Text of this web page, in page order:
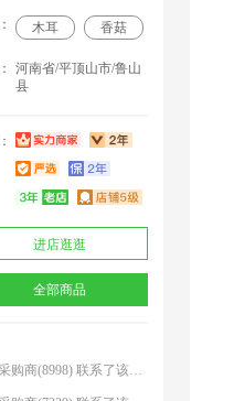
木耳 香菇
河南省/平顶山市/鲁山
县
进店逛逛
全部商品
系了该商家